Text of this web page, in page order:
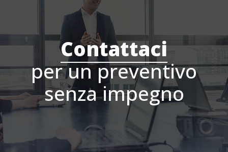
Contattaci
per un preventivo
senza impegno